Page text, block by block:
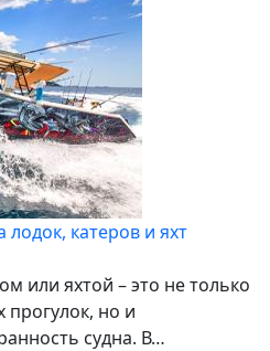
катеров и яхт
или яхтой – это не только
прогулок, но и
судна. В…